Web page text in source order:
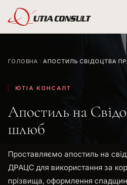
ГОЛОВНА АПОСТИЛЬ СВІДОЦТВА
ЮТІА КОНСАЛТ
Апостиль на
шлюб
Проставляємо апостиль на
ДРАЦС для використання за
прізвища, оформлення